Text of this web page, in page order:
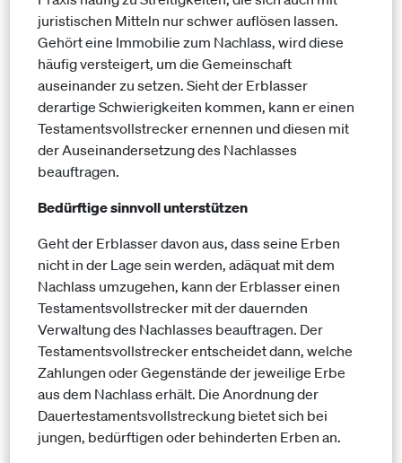
juristischen Mitteln nur schwer auflösen lassen.
Gehört eine Immobilie zum Nachlass, wird diese
häufig versteigert, um die Gemeinschaft
auseinander zu setzen. Sieht der Erblasser
derartige Schwierigkeiten kommen, kann er einen
Testamentsvollstrecker ernennen und diesen mit
der Auseinandersetzung des Nachlasses
beauftragen.
Bedürftige sinnvoll unterstützen
Geht der Erblasser davon aus, dass seine Erben
nicht in der Lage sein werden, adäquat mit dem
Nachlass umzugehen, kann der Erblasser einen
Testamentsvollstrecker mit der dauernden
Verwaltung des Nachlasses beauftragen. Der
Testamentsvollstrecker entscheidet dann, welche
Zahlungen oder Gegenstände der jeweilige Erbe
aus dem Nachlass erhält. Die Anordnung der
Dauertestamentsvollstreckung bietet sich bei
jungen, bedürftigen oder behinderten Erben an.